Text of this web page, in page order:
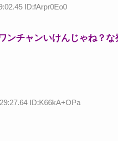
ID:fArpr0Eo0
ンチャンいけんじゃね？
ID:K66kA+OPa